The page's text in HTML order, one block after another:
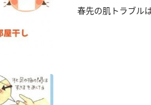
春先の肌トラブル